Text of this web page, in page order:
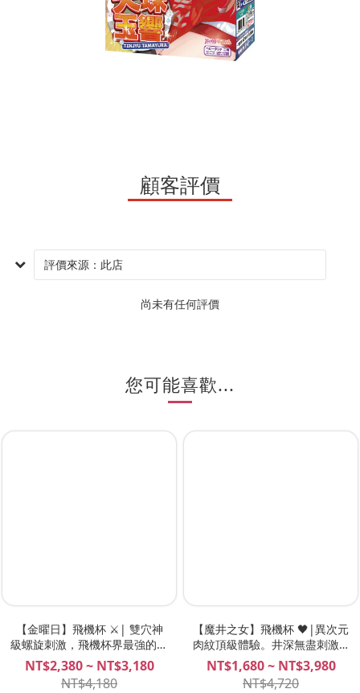
顧客評價
尚未有任何評價
您可能喜歡...
【金曜日】飛機杯 ⚔️| 雙穴神
級螺旋刺激，飛機杯界最強的騎
士！| MeloShiko曜日少女 金
華つるぎ 金華弦姬
NT$2,380 ~ NT$3,180
NT$4,180
【魔井之女】飛機杯 🖤|異次元
肉紋頂級體驗。井深無盡刺激 |
Plan B 夜間杯 貞穴子
NT$1,680 ~ NT$3,980
NT$4,720